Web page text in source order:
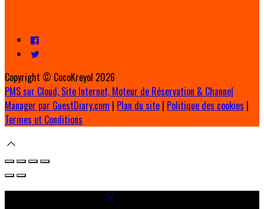
Copyright © CocoKreyol 2026
PMS sur Cloud, Site Internet, Moteur de Réservation & Channel
Manager par GuestDiary.com | Plan du site | Politique des cookies |
Termes et Conditions